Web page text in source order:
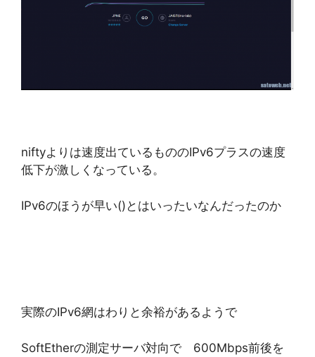
niftyよりは速度出ているもののIPv6プラスの速度
低下が激しくなっている。
IPv6のほうが早い()とはいったいなんだったのか
実際のIPv6網はわりと余裕があるようで
SoftEtherの測定サーバ対向で 600Mbps前後を